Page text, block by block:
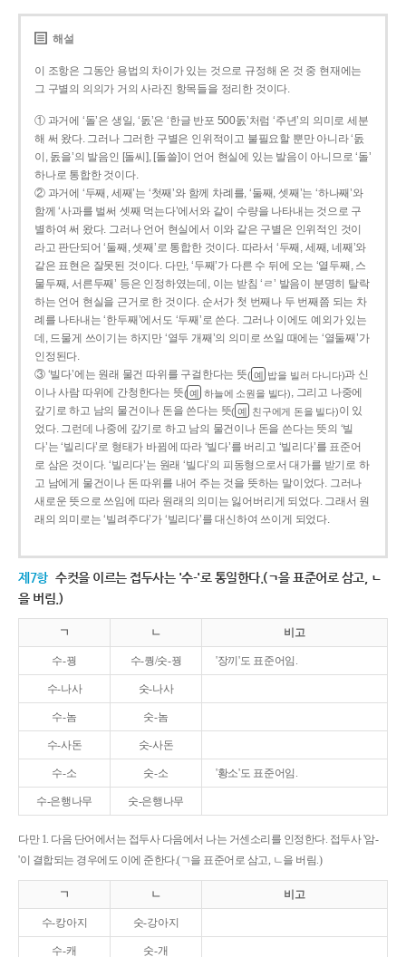
해설
이 조항은 그동안 용법의 차이가 있는 것으로 규정해 온 것 중 현재에는
그 구별의 의의가 거의 사라진 항목들을 정리한 것이다.
① 과거에 ‘돌’은 생일, ‘돐’은 ‘한글 반포 500돐’처럼 ‘주년’의 의미로 세분
해 써 왔다. 그러나 그러한 구별은 인위적이고 불필요할 뿐만 아니라 ‘돐
이, 돐을’의 발음인 [돌씨], [돌쓸]이 언어 현실에 있는 발음이 아니므로 ‘돌’
하나로 통합한 것이다.
② 과거에 ‘두째, 세째’는 ‘첫째’와 함께 차례를, ‘둘째, 셋째’는 ‘하나째’와
함께 ‘사과를 벌써 셋째 먹는다’에서와 같이 수량을 나타내는 것으로 구
별하여 써 왔다. 그러나 언어 현실에서 이와 같은 구별은 인위적인 것이
라고 판단되어 ‘둘째, 셋째’로 통합한 것이다. 따라서 ‘두째, 세째, 네째’와
같은 표현은 잘못된 것이다. 다만, ‘두째’가 다른 수 뒤에 오는 ‘열두째, 스
물두째, 서른두째’ 등은 인정하였는데, 이는 받침 ‘ㄹ’ 발음이 분명히 탈락
하는 언어 현실을 근거로 한 것이다. 순서가 첫 번째나 두 번째쯤 되는 차
례를 나타내는 ‘한두째’에서도 ‘두째’로 쓴다. 그러나 이에도 예외가 있는
데, 드물게 쓰이기는 하지만 ‘열두 개째’의 의미로 쓰일 때에는 ‘열둘째’가
인정된다.
③ ‘빌다’에는 원래 물건 따위를 구걸한다는 뜻( 예 밥을 빌러 다니다)과 신
이나 사람 따위에 간청한다는 뜻( 예 하늘에 소원을 빌다), 그리고 나중에
갚기로 하고 남의 물건이나 돈을 쓴다는 뜻( 예 친구에게 돈을 빌다)이 있
었다. 그런데 나중에 갚기로 하고 남의 물건이나 돈을 쓴다는 뜻의 ‘빌
다’는 ‘빌리다’로 형태가 바뀜에 따라 ‘빌다’를 버리고 ‘빌리다’를 표준어
로 삼은 것이다. ‘빌리다’는 원래 ‘빌다’의 피동형으로서 대가를 받기로 하
고 남에게 물건이나 돈 따위를 내어 주는 것을 뜻하는 말이었다. 그러나
새로운 뜻으로 쓰임에 따라 원래의 의미는 잃어버리게 되었다. 그래서 원
래의 의미로는 ‘빌려주다’가 ‘빌리다’를 대신하여 쓰이게 되었다.
제7항 수컷을 이르는 접두사는 '수-'로 통일한다.(ㄱ을 표준어로 삼고, ㄴ
을 버림.)
ㄱ ㄴ 비고
수-꿩 수-퀑/숫-꿩 '장끼'도 표준어임.
수-나사 숫-나사
수-놈 숫-놈
수-사돈 숫-사돈
수-소 숫-소 '황소'도 표준어임.
수-은행나무 숫-은행나무
다만 1. 다음 단어에서는 접두사 다음에서 나는 거센소리를 인정한다. 접두사 '암-
'이 결합되는 경우에도 이에 준한다.(ㄱ을 표준어로 삼고, ㄴ을 버림.)
ㄱ ㄴ 비고
수-캉아지 숫-강아지
수-캐 숫-개